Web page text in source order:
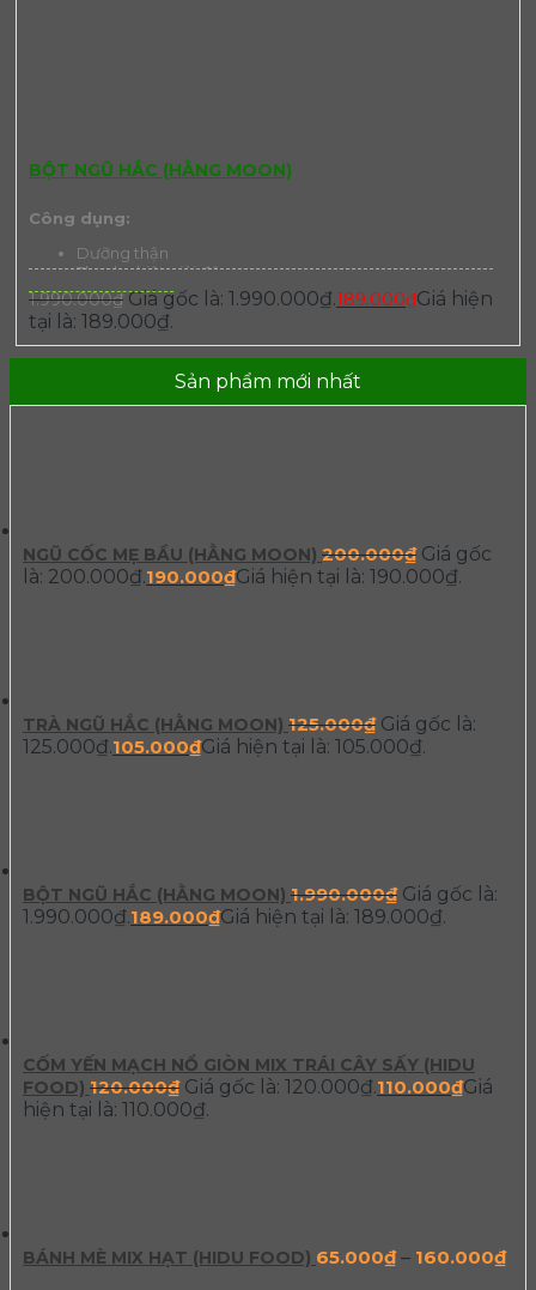
BỘT NGŨ HẮC (HẰNG MOON)
Công dụng:
Dưỡng thận
Thanh nhiệt giải độc gan
Cải thiện nội tiết tố
Dưỡng tóc đen, dài, mượt
Giảm lượng đường trong máu, phù hợp với người tiểu
đường
1.990.000₫ Giá gốc là: 1.990.000₫.189.000₫Giá hiện
tại là: 189.000₫.
Sản phẩm mới nhất
NGŨ CỐC MẸ BẦU (HẰNG MOON) 200.000₫ Giá gốc
là: 200.000₫.190.000₫Giá hiện tại là: 190.000₫.
TRÀ NGŨ HẮC (HẰNG MOON) 125.000₫ Giá gốc là:
125.000₫.105.000₫Giá hiện tại là: 105.000₫.
BỘT NGŨ HẮC (HẰNG MOON) 1.990.000₫ Giá gốc là:
1.990.000₫.189.000₫Giá hiện tại là: 189.000₫.
CỐM YẾN MẠCH NỔ GIÒN MIX TRÁI CÂY SẤY (HIDU
FOOD) 120.000₫ Giá gốc là: 120.000₫.110.000₫Giá
hiện tại là: 110.000₫.
BÁNH MÈ MIX HẠT (HIDU FOOD) 65.000₫– 160.000₫